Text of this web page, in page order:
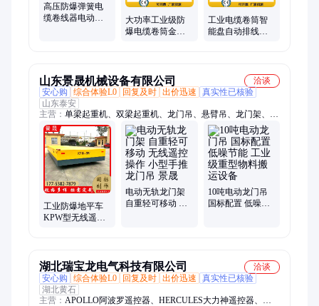
高压防爆弹簧电
缆卷线器电动卷
大功率工业级防
爆电缆卷筒金属
工业电缆卷筒智
能盘自动排线防
山东景晟机械设备有限公司
洽谈
安心购
综合体验L0 回复及时 出价迅速
真实性已核验
山东泰安
主营： 单梁起重机、双梁起重机、龙门吊、悬臂吊、龙门架、电
磁吸盘、电动葫芦、电动平车
工业防爆地平车
KPW型无线遥控
电动无轨龙门架
自重轻可移动 无
10吨电动龙门吊
国标配置 低噪节
湖北瑞宝龙电气科技有限公司
洽谈
安心购
综合体验L0 回复及时 出价迅速
真实性已核验
湖北黄石
主营： APOLLO阿波罗遥控器、HERCULES大力神遥控器、